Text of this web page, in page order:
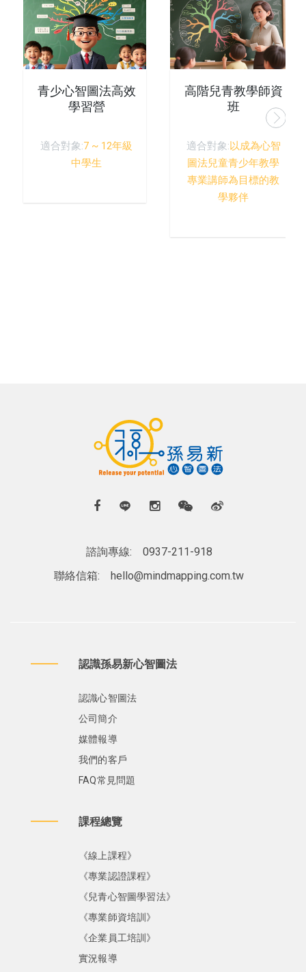
青少心智圖法高效
學習營
適合對象:7 ~ 12年級
中學生
高階兒青教學師資
班
適合對象:以成為心智
圖法兒童青少年教學
專業講師為目標的教
學夥伴
諮詢專線:
0937-211-918
聯絡信箱:
hello@mindmapping.com.tw
認識孫易新心智圖法
認識心智圖法
公司簡介
媒體報導
我們的客戶
FAQ常見問題
課程總覽
《線上課程》
《專業認證課程》
《兒青心智圖學習法》
《專業師資培訓》
《企業員工培訓》
實況報導